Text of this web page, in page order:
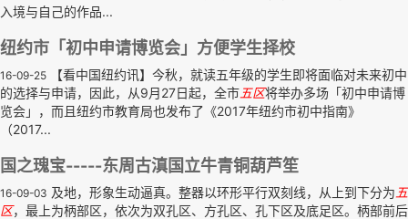
入境与自己的作品...
纽约市「初中申请博览会」方便学生择校
16-09-25 【看中国纽约讯】今秋，就读五年级的学生即将面临对未来初中
的选择与申请，因此，从9月27日起，全市 五区将举办多场「初中申请博
览会」，而且纽约市教育局也发布了《2017年纽约市初中指南》
（2017...
国之瑰宝-----东周古滇国立牛青铜葫芦笙
16-09-03 及地，形象生动逼真。整器以环形平行双刻线，从上到下分为 五
区，最上为柄部区，依次为双孔区、方孔区、孔下区及底足区。柄部前后